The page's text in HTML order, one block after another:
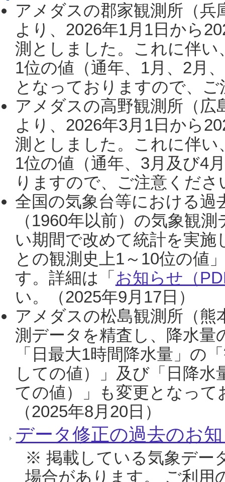
アメダスの郡家観測所（
より、2026年1月1日から
測としました。これに伴い
1位の値（通年、1月、2月
となっておりますので、
アメダスの高野観測所（
より、2026年3月1日から
測としました。これに伴い
1位の値（通年、3月及び4
りますので、ご注意くだ
全国の気象台等における過
（1960年以前）の気象観
い期間で改めて統計を実
との観測史上1～10位の値
す。詳細は「 お知らせ（
い。（2025年9月17日）
アメダスの松島観測所（熊
測データを精査し、降水
「日最大1時間降水量」の
しての値）」及び「日降
ての値）」も変更となっ
（2025年8月20日）
データ修正の過去のお
※ 掲載している気象デー
場合があります。 ご利用